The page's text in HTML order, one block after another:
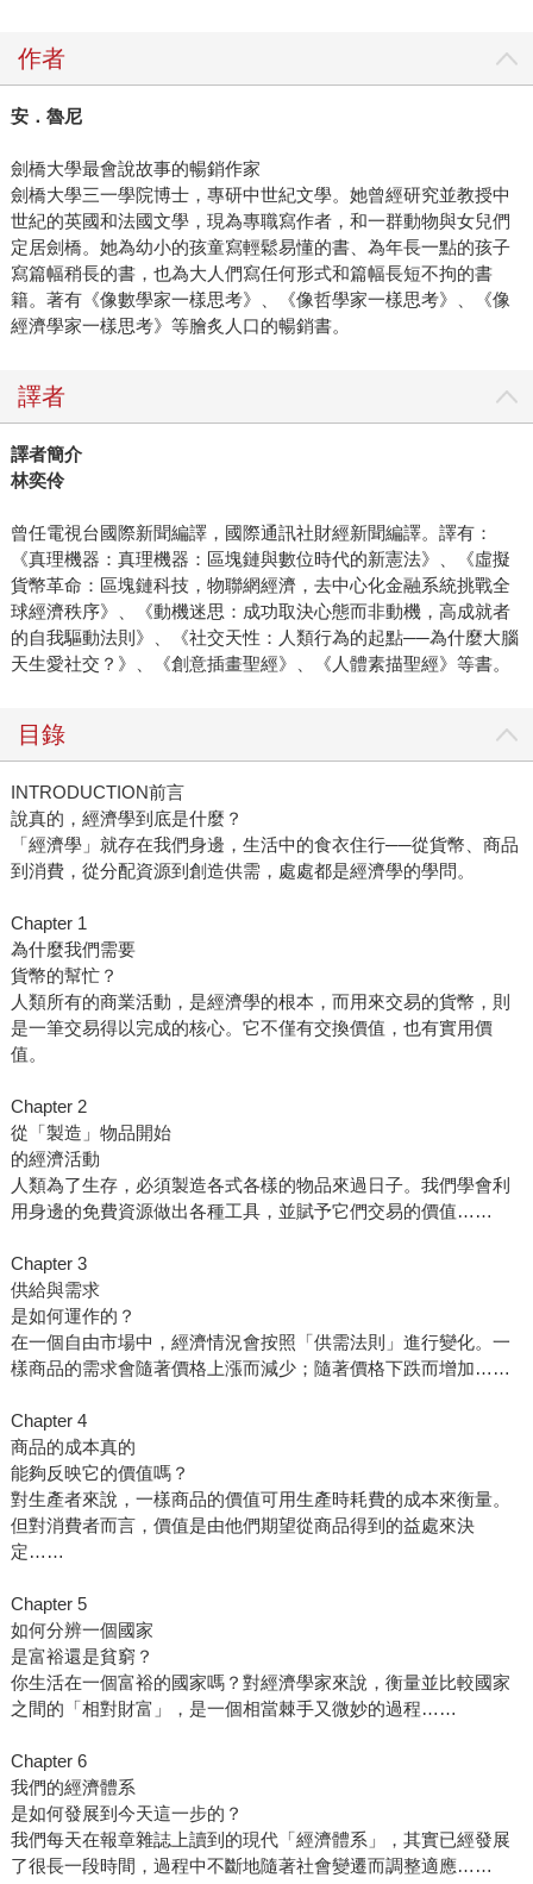
作者
安．魯尼
劍橋大學最會說故事的暢銷作家
劍橋大學三一學院博士，專研中世紀文學。她曾經研究並教授中
世紀的英國和法國文學，現為專職寫作者，和一群動物與女兒們
定居劍橋。她為幼小的孩童寫輕鬆易懂的書、為年長一點的孩子
寫篇幅稍長的書，也為大人們寫任何形式和篇幅長短不拘的書
籍。著有《像數學家一樣思考》、《像哲學家一樣思考》、《像
經濟學家一樣思考》等膾炙人口的暢銷書。
譯者
譯者簡介
林奕伶
曾任電視台國際新聞編譯，國際通訊社財經新聞編譯。譯有：
《真理機器：真理機器：區塊鏈與數位時代的新憲法》、《虛擬
貨幣革命：區塊鏈科技，物聯網經濟，去中心化金融系統挑戰全
球經濟秩序》、《動機迷思：成功取決心態而非動機，高成就者
的自我驅動法則》、《社交天性：人類行為的起點──為什麼大腦
天生愛社交？》、《創意插畫聖經》、《人體素描聖經》等書。
目錄
INTRODUCTION前言
說真的，經濟學到底是什麼？
「經濟學」就存在我們身邊，生活中的食衣住行──從貨幣、商品
到消費，從分配資源到創造供需，處處都是經濟學的學問。
Chapter 1
為什麼我們需要
貨幣的幫忙？
人類所有的商業活動，是經濟學的根本，而用來交易的貨幣，則
是一筆交易得以完成的核心。它不僅有交換價值，也有實用價
值。
Chapter 2
從「製造」物品開始
的經濟活動
人類為了生存，必須製造各式各樣的物品來過日子。我們學會利
用身邊的免費資源做出各種工具，並賦予它們交易的價值……
Chapter 3
供給與需求
是如何運作的？
在一個自由市場中，經濟情況會按照「供需法則」進行變化。一
樣商品的需求會隨著價格上漲而減少；隨著價格下跌而增加……
Chapter 4
商品的成本真的
能夠反映它的價值嗎？
對生產者來說，一樣商品的價值可用生產時耗費的成本來衡量。
但對消費者而言，價值是由他們期望從商品得到的益處來決
定……
Chapter 5
如何分辨一個國家
是富裕還是貧窮？
你生活在一個富裕的國家嗎？對經濟學家來說，衡量並比較國家
之間的「相對財富」，是一個相當棘手又微妙的過程……
Chapter 6
我們的經濟體系
是如何發展到今天這一步的？
我們每天在報章雜誌上讀到的現代「經濟體系」，其實已經發展
了很長一段時間，過程中不斷地隨著社會變遷而調整適應……